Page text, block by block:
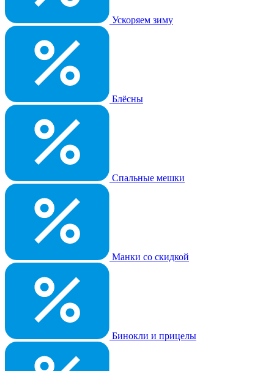
Ускоряем зиму
Блёсны
Спальные мешки
Манки со скидкой
Бинокли и прицелы